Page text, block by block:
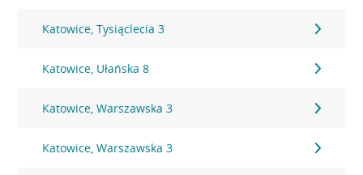
Katowice, Tysiąclecia 3
Katowice, Ułańska 8
Katowice, Warszawska 3
Katowice, Warszawska 3